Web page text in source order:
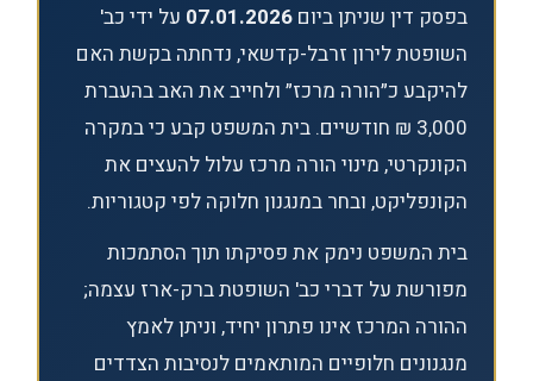
בפסק דין שניתן ביום 07.01.2026 על ידי כב'
השופטת לירון זרבל-קדשאי, נדחתה בקשת האם
להיקבע כ״הורה מרכז״ ולחייב את האב בהעברת
3,000 ₪ חודשיים. בית המשפט קבע כי במקרה
הקונקרטי, מינוי הורה מרכז עלול להעצים את
הקונפליקט, ובחר במנגנון חלוקה לפי קטגוריות.
בית המשפט נימק את פסיקתו תוך הסתמכות
מפורשת על דברי כב' השופטת ברק-ארז עצמה;
ההורה המרכז אינו פתרון יחיד, וניתן לאמץ
מנגנונים חלופיים המותאמים לנסיבות הצדדים